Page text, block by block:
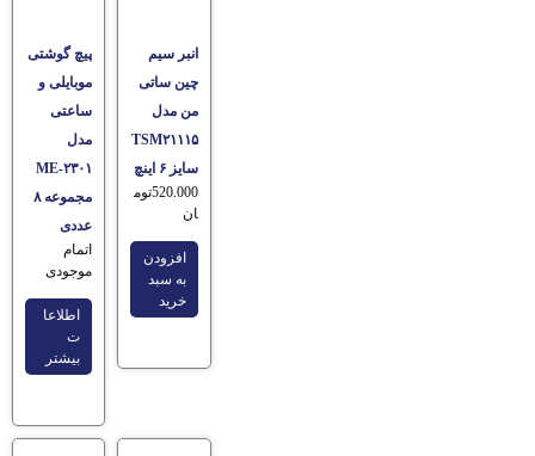
انبر سیم
چین ساتی
من مدل
TSM۲۱۱۱۵
سایز ۶ اینچ
520.000توم
ان
افزودن
به سبد
خرید
پیچ گوشتی
موبایلی و
ساعتی
مدل
ME-۲۳۰۱
مجموعه ۸
عددی
اتمام
موجودی
اطلاعا
ت
بیشتر